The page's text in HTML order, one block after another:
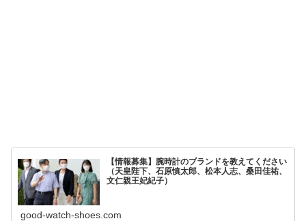
【情報募集】腕時計のブランドを教えてください
（天皇陛下、石原慎太郎、松本人志、桑田佳祐、
文仁親王妃紀子）
good-watch-shoes.com